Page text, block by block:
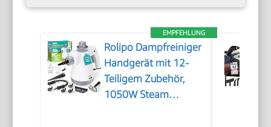
EMPFEHLUNG
Rolipo Dampfreiniger
Handgerät mit 12-
Teiligem Zubehör,
1050W Steam